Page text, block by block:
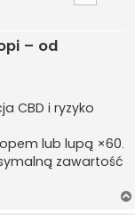
– od
CBD i ryzyko
lub lupą ×60.
zawartość